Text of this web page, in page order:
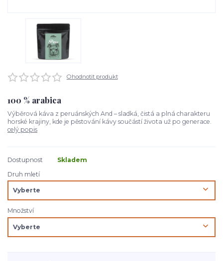
Ohodnotit produkt
100 % arabica
Výběrová káva z peruánských And – sladká, čistá a plná charakteru
horské krajiny, kde je pěstování kávy součástí života už po generace.
celý popis
Dostupnost
Skladem
Druh mletí
Množství